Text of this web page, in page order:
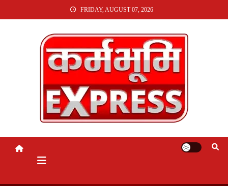
TO
FRIDAY, AUGUST 07, 2026
KARMABHUMI EXPRESS